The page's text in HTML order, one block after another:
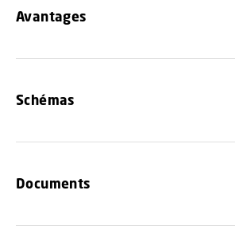
Avantages
Schémas
Documents